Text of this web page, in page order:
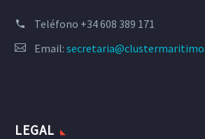
Teléfono +34 608 389 171
Email:
LEGAL